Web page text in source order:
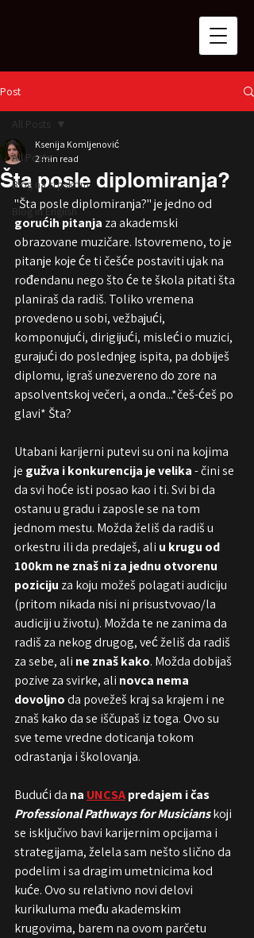
Post
All Posts
Blog na srpskom
Blog in English
All Posts
Šta posle diplomiranja?
Ksenija Komljenović
2 min read
"Šta posle diplomiranja?" je jedno od
gorućih pitanja za akademski
obrazovane muzičare. Istovremeno, to je
pitanje koje će ti češće postaviti ujak na
rođendanu nego što će te škola pitati šta
planiraš da radiš. Toliko vremena
provedeno u sobi, vežbajući,
komponujući, dirigijući, misleći o muzici,
gurajući do poslednjeg ispita, pa dobiješ
diplomu, igraš unezvereno do zore na
apsolventskoj večeri, a onda...*češ-ćeš po
glavi* Šta?
Utabani karijerni putevi su oni na kojima
je gužva i konkurencija je velika - čini se
da svi hoće isti posao kao i ti. Svi bi da
ostanu u gradu i zaposle se na tom
jednom mestu. Možda želiš da radiš u
orkestru ili da predaješ, ali u krugu od
100km ne znaš ni za jednu otvorenu
poziciju za koju možeš polagati audiciju
(pritom nikada nisi ni prisustvovao/la
audiciji u životu). Možda te ne zanima da
radiš za nekog drugog, već želiš da radiš
za sebe, ali ne znaš kako. Možda dobijaš
pozive za svirke, ali novca nema
dovoljno da povežeš kraj sa krajem i ne
znaš kako da se iščupaš iz toga. Ovo su
sve teme vredne doticanja tokom
odrastanja i školovanja.
Budući da na UNCSA predajem i čas
Professional Pathways for Musicians koji
se isključivo bavi karijernim opcijama i
strategijama, želela sam nešto slično da
podelim i sa dragim umetnicima kod
kuće. Ovo su relativno novi delovi
kurikuluma među akademskim
krugovima, barem na ovom parčetu